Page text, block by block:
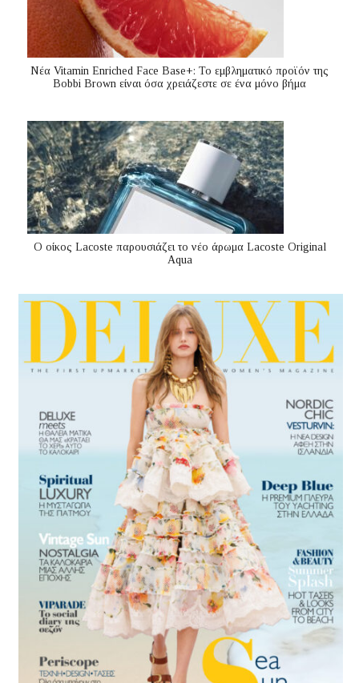
Nέα Vitamin Enriched Face Base+: Το εμβληματικό προϊόν της
Bobbi Brown είναι όσα χρειάζεστε σε ένα μόνο βήμα
Ο οίκος Lacoste παρουσιάζει το νέο άρωμα Lacoste Original
Aqua